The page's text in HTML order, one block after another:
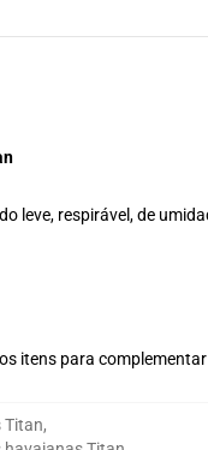
leve, respirável, de
itens para
Titan,